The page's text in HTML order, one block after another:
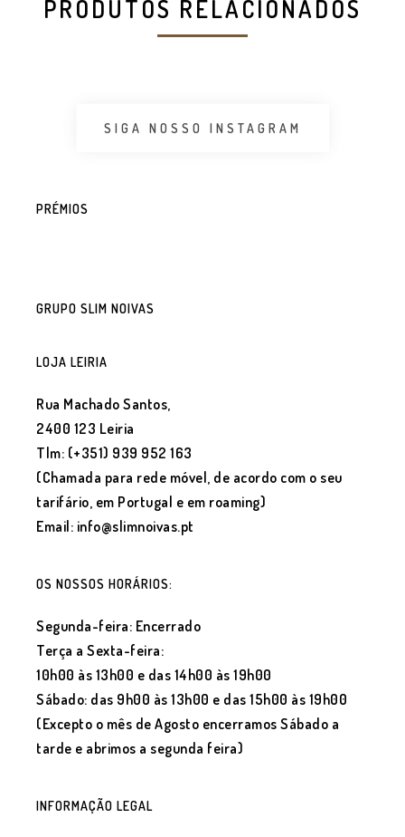
PRODUTOS RELACIONADOS
SIGA NOSSO INSTAGRAM
PRÉMIOS
GRUPO SLIM NOIVAS
LOJA LEIRIA
Rua Machado Santos,
2400 123 Leiria
Tlm: (+351) 939 952 163
(Chamada para rede móvel, de acordo com o seu
tarifário, em Portugal e em roaming)
Email: info@slimnoivas.pt
OS NOSSOS HORÁRIOS:
Segunda-feira: Encerrado
Terça a Sexta-feira:
10h00 às 13h00 e das 14h00 às 19h00
Sábado: das 9h00 às 13h00 e das 15h00 às 19h00
(Excepto o mês de Agosto encerramos Sábado a
tarde e abrimos a segunda feira)
INFORMAÇÃO LEGAL